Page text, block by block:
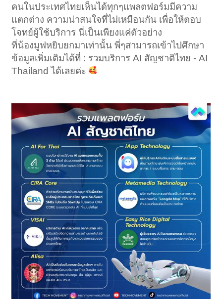
คนในประเทศไทยเห็นได้ทุกๆแพลตฟอร์มมีความ
แตกต่าง ความน่าสนใจที่ไม่เหมือนกัน เพื่อให้ตอบ
โจทย์ผู้ใช้บริการ นี่เป็นเพียงแค่ตัวอย่าง
ที่น้องมูฟหยิบยกมาเท่านั้น พี่ๆสามารถเข้าไปศึกษา
ข้อมูลเพิ่มเติมได้ที่ : รวมบริการ AI สัญชาติไทย - AI
Thailand ได้เลยค่ะ